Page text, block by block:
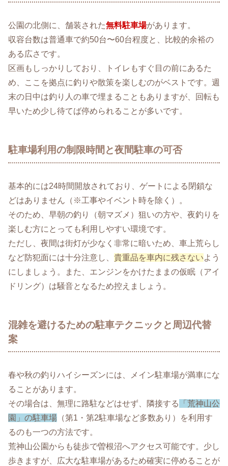
公園の北側に、舗装された無料駐車場があります。
収容台数は普通車で約50台〜60台程度と、比較的余裕の
ある広さです。
区画もしっかりしており、トイレもすぐ目の前にあるた
め、ここを拠点に釣りや散策を楽しむのがベストです。週
末の日中は釣り人の車で埋まることもありますが、回転も
早いため少し待てば停められることが多いです。
駐車場利用の制限時間と夜間駐車の可否
基本的には24時間開放されており、ゲートによる閉鎖な
どはありません（※工事やイベント時を除く）。
そのため、早朝の釣り（朝マズメ）狙いの方や、夜釣りを
楽しむ方にとっても利用しやすい環境です。
ただし、夜間は街灯が少なく非常に暗いため、車上荒らし
など防犯面には十分注意し、 貴重品を車内に残さないよう
にしましょう。また、エンジンをかけたままの仮眠（アイ
ドリング）は騒音となるため控えましょう。
混雑を避けるための駐車テクニックと周辺代替
案
春や秋の釣りハイシーズンには、メイン駐車場が満車にな
ることがあります。
その場合は、無理に路駐などはせず、隣接する
「荒神山公
園」の駐車場 （第1・第2駐車場など多数あり）を利用す
るのも一つの方法です。
荒神山公園からも徒歩で曽根沼へアクセス可能です。少し
歩きますが、広大な駐車場があるため確実に停めることが